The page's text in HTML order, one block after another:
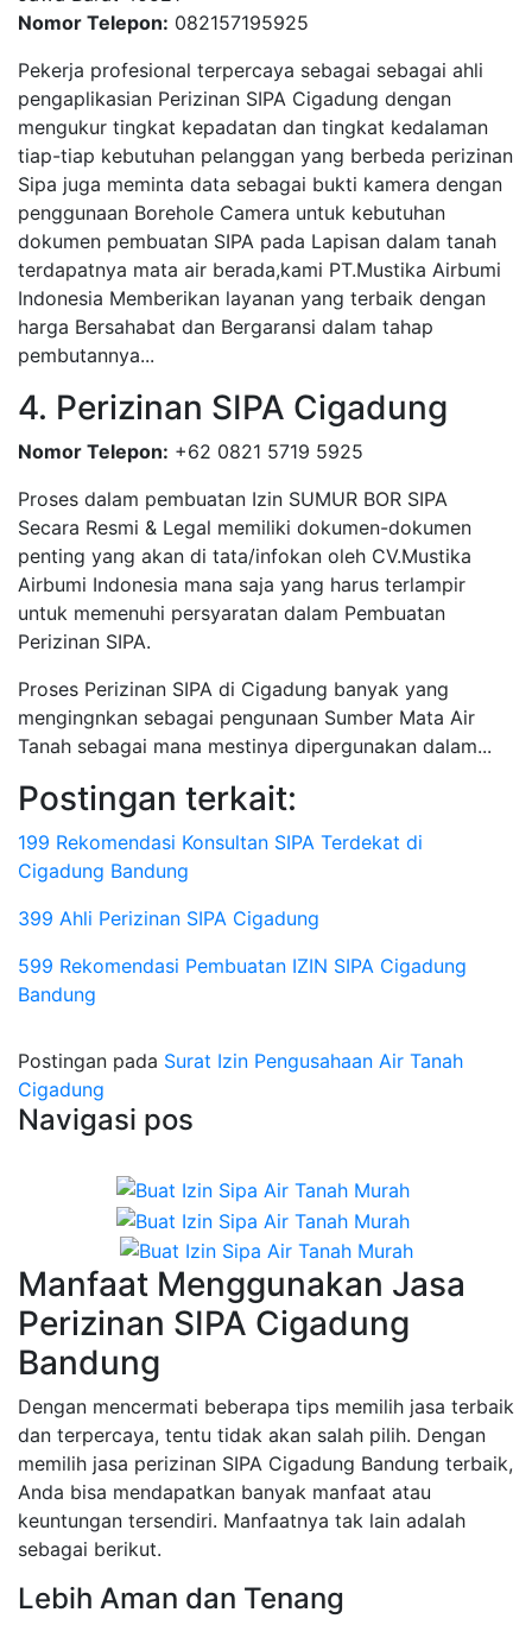
Nomor Telepon: 082157195925
Pekerja profesional terpercaya sebagai sebagai ahli
pengaplikasian Perizinan SIPA Cigadung dengan
mengukur tingkat kepadatan dan tingkat kedalaman
tiap-tiap kebutuhan pelanggan yang berbeda perizinan
Sipa juga meminta data sebagai bukti kamera dengan
penggunaan Borehole Camera untuk kebutuhan
dokumen pembuatan SIPA pada Lapisan dalam tanah
terdapatnya mata air berada,kami PT.Mustika Airbumi
Indonesia Memberikan layanan yang terbaik dengan
harga Bersahabat dan Bergaransi dalam tahap
pembutannya...
4. Perizinan SIPA Cigadung
Nomor Telepon: +62 0821 5719 5925
Proses dalam pembuatan Izin SUMUR BOR SIPA
Secara Resmi & Legal memiliki dokumen-dokumen
penting yang akan di tata/infokan oleh CV.Mustika
Airbumi Indonesia mana saja yang harus terlampir
untuk memenuhi persyaratan dalam Pembuatan
Perizinan SIPA.
Proses Perizinan SIPA di Cigadung banyak yang
mengingnkan sebagai pengunaan Sumber Mata Air
Tanah sebagai mana mestinya dipergunakan dalam...
Postingan terkait:
199 Rekomendasi Konsultan SIPA Terdekat di
Cigadung Bandung
399 Ahli Perizinan SIPA Cigadung
599 Rekomendasi Pembuatan IZIN SIPA Cigadung
Bandung
Postingan pada Surat Izin Pengusahaan Air Tanah
Cigadung
Navigasi pos
Manfaat Menggunakan Jasa
Perizinan SIPA Cigadung
Bandung
Dengan mencermati beberapa tips memilih jasa terbaik
dan terpercaya, tentu tidak akan salah pilih. Dengan
memilih jasa perizinan SIPA Cigadung Bandung terbaik,
Anda bisa mendapatkan banyak manfaat atau
keuntungan tersendiri. Manfaatnya tak lain adalah
sebagai berikut.
Lebih Aman dan Tenang